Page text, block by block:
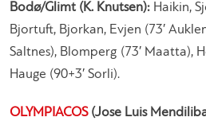
Bodø/Glimt (K. Knutsen): Haikin,
Bjortuft, Bjorkan, Evjen (73′
Saltnes), Blomperg (73′ Maatta),
Hauge (90+3′ Sorli).
OLYMPIACOS(Jose Luis